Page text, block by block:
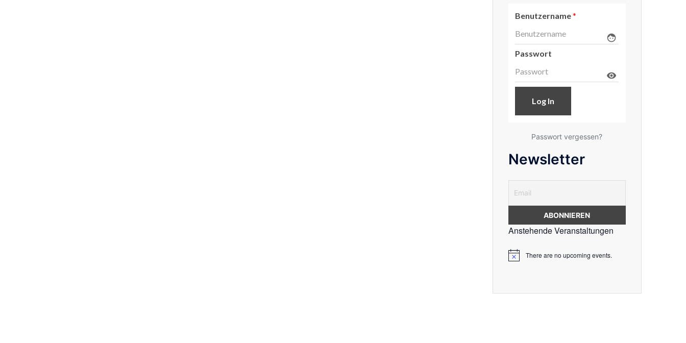
Benutzername*
face
Passwort
visibility
Passwort vergessen?
Newsletter
Anstehende Veranstaltungen
There are no upcoming events.